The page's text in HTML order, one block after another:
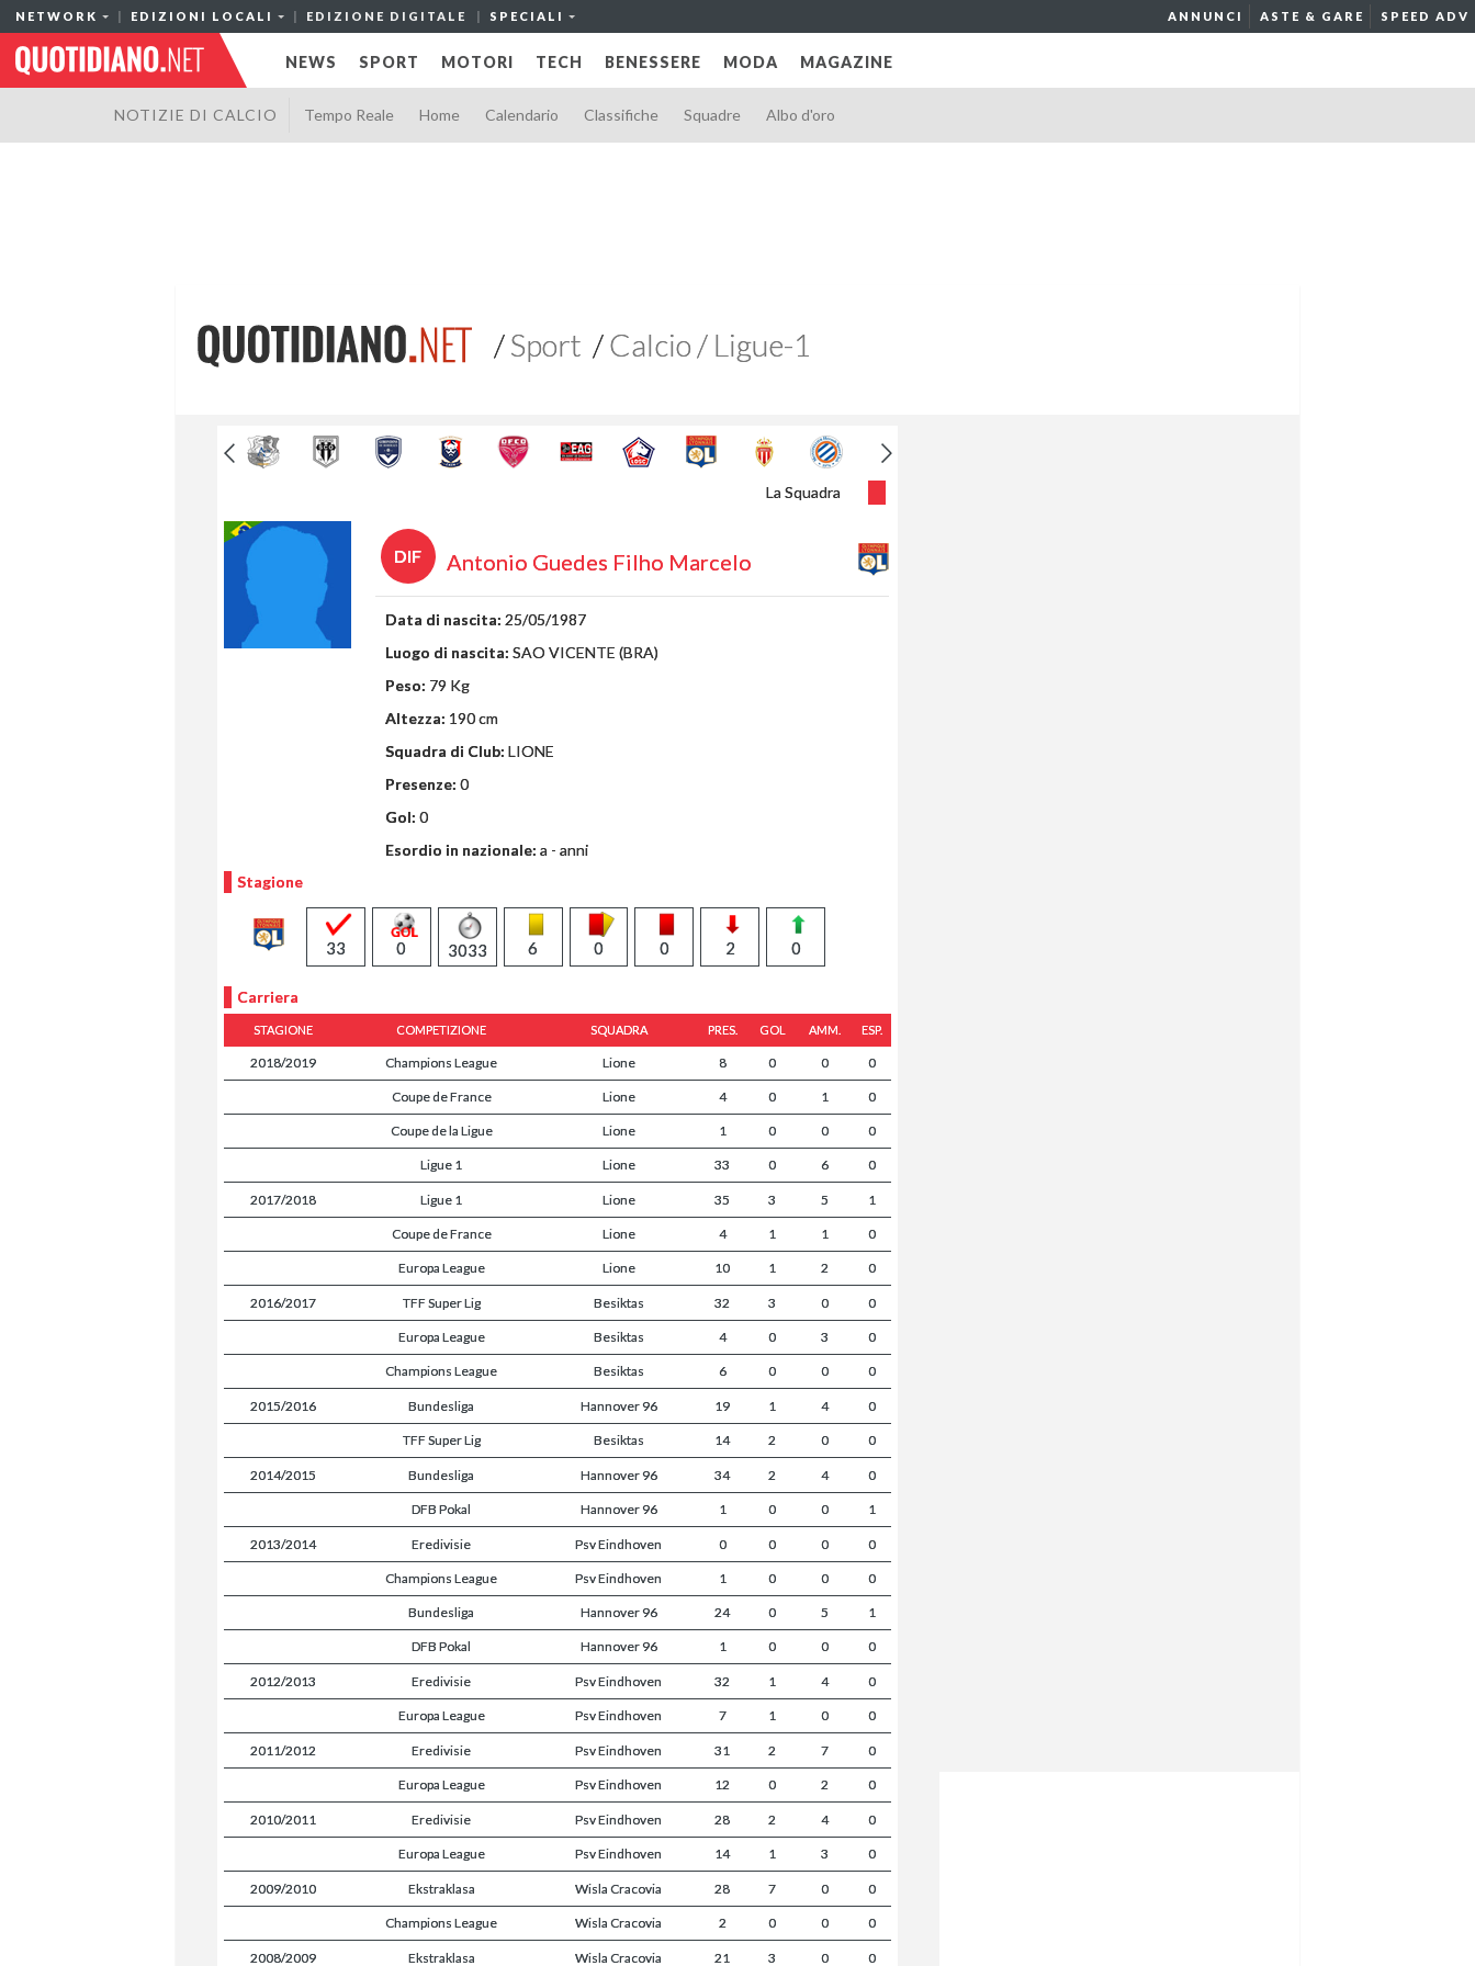
ANNUNCI ASTE & GARE SPEED ADV
NETWORK EDIZIONI LOCALI EDIZIONE DIGITALE SPECIALI
NEWS SPORT MOTORI TECH BENESSERE MODA MAGAZINE
NOTIZIE DI CALCIO Tempo Reale Home Calendario Classifiche Squadre Albo d'oro
Sport Calcio / Ligue-1
La Squadra
DIF Antonio Guedes Filho Marcelo
Data di nascita: 25/05/1987
Luogo di nascita: SAO VICENTE (BRA)
Peso: 79 Kg
Altezza: 190 cm
Squadra di Club: LIONE
Presenze:0
Gol:0
Esordio in nazionale:a - anni
Stagione
33 0 3033 6 0 0 2 0
Carriera
STAGIONE COMPETIZIONE SQUADRA PRES. GOL AMM. ESP.
2018/2019 Champions League Lione 8 0 0 0
Coupe de France Lione 4 0 1 0
Coupe de la Ligue Lione 1 0 0 0
Ligue 1 Lione 33 0 6 0
2017/2018 Ligue 1 Lione 35 3 5 1
Coupe de France Lione 4 1 1 0
Europa League Lione 10 1 2 0
2016/2017 TFF Super Lig Besiktas 32 3 0 0
Europa League Besiktas 4 0 3 0
Champions League Besiktas 6 0 0 0
2015/2016 Bundesliga Hannover 96 19 1 4 0
TFF Super Lig Besiktas 14 2 0 0
2014/2015 Bundesliga Hannover 96 34 2 4 0
DFB Pokal Hannover 96 1 0 0 1
2013/2014 Eredivisie Psv Eindhoven 0 0 0 0
Champions League Psv Eindhoven 1 0 0 0
Bundesliga Hannover 96 24 0 5 1
DFB Pokal Hannover 96 1 0 0 0
2012/2013 Eredivisie Psv Eindhoven 32 1 4 0
Europa League Psv Eindhoven 7 1 0 0
2011/2012 Eredivisie Psv Eindhoven 31 2 7 0
Europa League Psv Eindhoven 12 0 2 0
2010/2011 Eredivisie Psv Eindhoven 28 2 4 0
Europa League Psv Eindhoven 14 1 3 0
2009/2010 Ekstraklasa Wisla Cracovia 28 7 0 0
Champions League Wisla Cracovia 2 0 0 0
2008/2009 Ekstraklasa Wisla Cracovia 21 3 0 0